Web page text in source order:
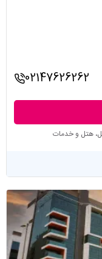
02147626262
هتل و خدمات